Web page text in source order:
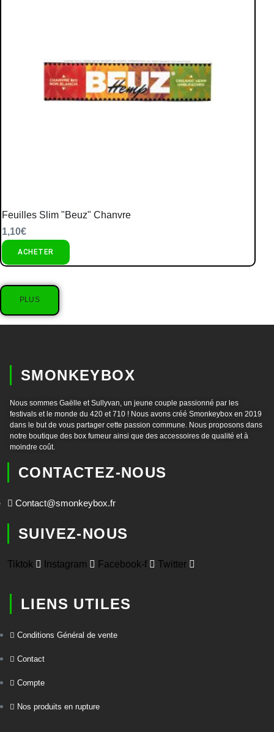
Feuilles Slim "Beuz" Chanvre
1,10€
ACHETER
PLUS
SMONKEYBOX
Nous sommes Gaëlle et Sullyvan, un jeune couple passionné par les
festivals et le monde du 420 et 710 ! Nous avons créé Smonkeybox en 2019
dans le but de vous partager cette passion commune. Nous proposons dans
notre boutique des box fumeur ainsi que des accessoires de qualité et à
moindre coût.
CONTACTEZ-NOUS
Contact@smonkeybox.fr
SUIVEZ-NOUS
Tiktok Instagram Facebook-f Twitter
LIENS UTILES
Conditions Général de vente
Contact
Compte
Nos produits en rupture